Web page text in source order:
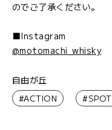
のでご了承ください。
■Instagram
@motomachi_whisky
自由が丘
#ACTION #SPOT